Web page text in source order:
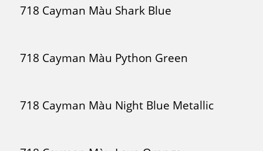
718 Cayman Màu Shark Blue
718 Cayman Màu Python Green
718 Cayman Màu Night Blue Metallic